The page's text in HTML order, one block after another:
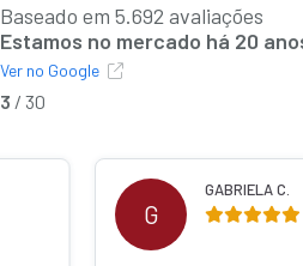
Baseado em 5.692 avaliações
Estamos no mercado há 20
Ver no Google
3 / 30